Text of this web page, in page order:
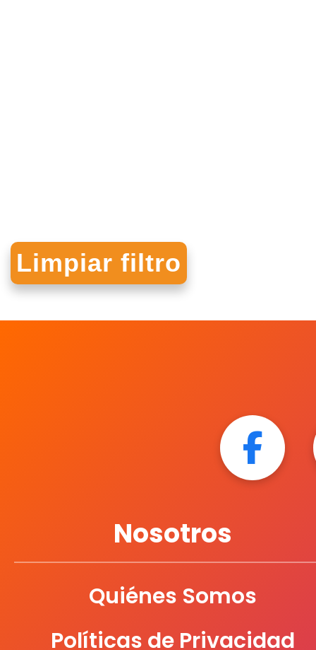
Nosotros
Quiénes Somos
Políticas de Privacidad